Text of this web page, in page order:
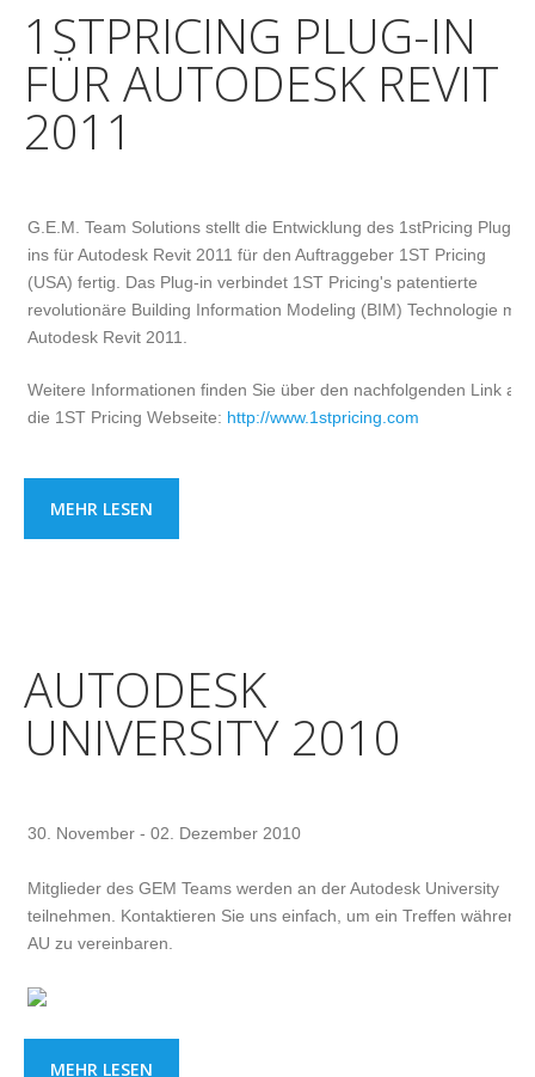
1STPRICING PLUG-IN
FÜR AUTODESK REVIT
2011
G.E.M. Team Solutions stellt die Entwicklung des 1stPricing Plug-
ins für Autodesk Revit 2011 für den Auftraggeber 1ST Pricing
(USA) fertig. Das Plug-in verbindet 1ST Pricing's patentierte
revolutionäre Building Information Modeling (BIM) Technologie mit
Autodesk Revit 2011.
Weitere Informationen finden Sie über den nachfolgenden Link auf
die 1ST Pricing Webseite: http://www.1stpricing.com
MEHR LESEN
AUTODESK
UNIVERSITY 2010
30. November - 02. Dezember 2010
Mitglieder des GEM Teams werden an der Autodesk University
teilnehmen. Kontaktieren Sie uns einfach, um ein Treffen während
AU zu vereinbaren.
MEHR LESEN